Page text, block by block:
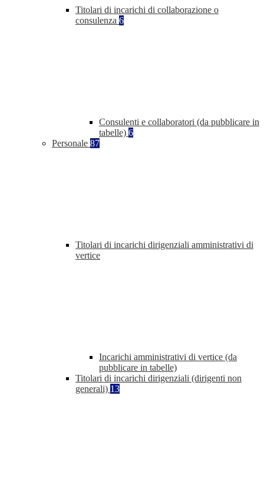
Titolari di incarichi di collaborazione o
consulenza 6
Consulenti e collaboratori (da pubblicare in
tabelle) 6
Personale 87
Titolari di incarichi dirigenziali amministrativi di
vertice
Incarichi amministrativi di vertice (da
pubblicare in tabelle)
Titolari di incarichi dirigenziali (dirigenti non
generali) 13